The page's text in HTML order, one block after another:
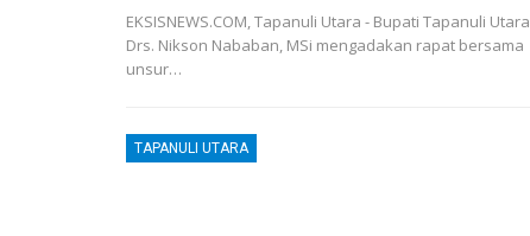
EKSISNEWS.COM, Tapanuli Utara - Bupati Tapanuli Utara
Drs. Nikson Nababan, MSi mengadakan rapat bersama
unsur…
TAPANULI UTARA